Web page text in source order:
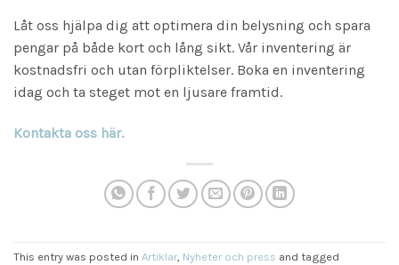
Låt oss hjälpa dig att optimera din belysning och spara
pengar på både kort och lång sikt. Vår inventering är
kostnadsfri och utan förpliktelser. Boka en inventering
idag och ta steget mot en ljusare framtid.
Kontakta oss här.
This entry was posted in Artiklar, Nyheter och press and tagged